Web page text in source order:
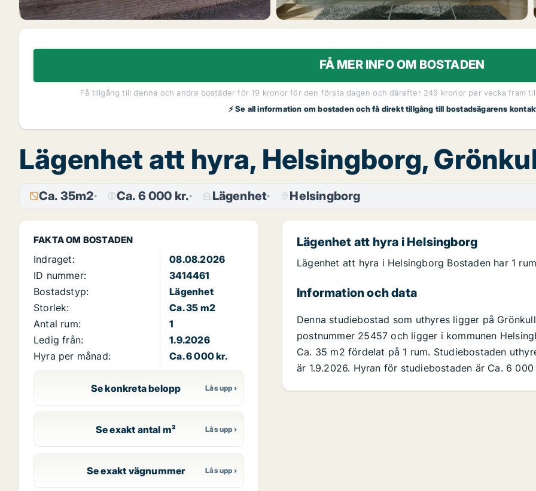
FÅ MER INFO OM BOSTADEN
Få tillgång till denna och andra bostäder för 19 kronor för den första dagen och därefter 249 kronor per vecka fram
⚡ Se all information om bostaden och få direkt tillgång till bostadsägarens
Lägenhet att hyra, Helsingborg,
Ca. 35m2 Ca. 6 000 kr. Lägenhet Helsingborg
FAKTA OM BOSTADEN
Indraget:
08.08.2026
ID nummer:
3414461
Bostadstyp:
Lägenhet
Storlek:
Ca. 35 m2
Antal rum:
1
Ledig från:
1.9.2026
Hyra per månad:
Ca. 6 000 kr.
Se konkreta belopp
Se exakt antal m²
Se exakt vägnummer
Lägenhet att hyra i Helsingborg
Lägenhet att hyra i Helsingborg Bostaden har 1 rum
Information och data
Denna studiebostad som uthyres ligger på
postnummer 25457 och ligger i kommunen
Ca. 35 m2 fördelat på 1 rum. Studiebostaden
är 1.9.2026. Hyran för studiebostaden är Ca. 6